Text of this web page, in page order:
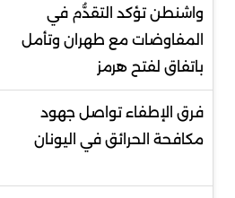
واشنطن تؤكد التقدُّم في
المفاوضات مع طهران وتأمل
باتفاق لفتح هرمز
فرق الإطفاء تواصل جهود
مكافحة الحرائق في اليونان